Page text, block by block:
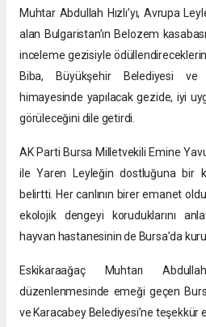
Muhtar Abdullah Hızlı’yı, Avrupa
alan Bulgaristan’ın Belozem
inceleme gezisiyle
Biba, Büyükşehir Belediyesi ve
himayesinde yapılacak gezide, iyi
görüleceğini dile getirdi.
AK Parti Bursa Milletvekili Emine
ile Yaren Leyleğin dostluğuna bir
belirtti. Her canlının birer emanet
ekolojik dengeyi koruduklarını
hayvan hastanesinin de Bursa’da
Eskikaraağaç Muhtarı
düzenlenmesinde emeği geçen
ve Karacabey Belediyesi’ne teşekkür